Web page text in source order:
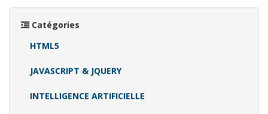
Catégories
HTML5
JAVASCRIPT & JQUERY
INTELLIGENCE ARTIFICIELLE